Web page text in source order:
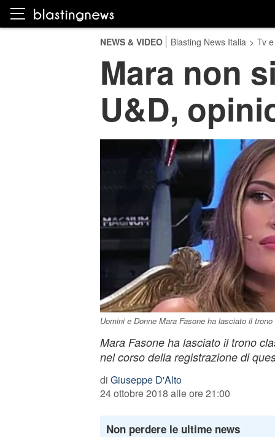
NEWS & VIDEO Blasting News Italia > Tv
Mara non
U&D,
Uomini e Donne Mara Fasone ha lasciato il
Mara Fasone ha lasciato il trono
nel corso della registrazione di
di Giuseppe D'Alto
24 ottobre 2018 alle ore 21:00
Non perdere le ultime news